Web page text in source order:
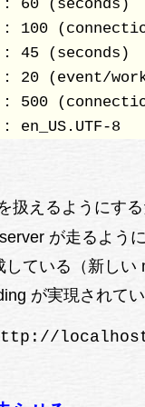
60 (seconds)
100
45 (seconds)
20 (event/
500
8
扱えるようにす
が走るよう
ている（新しい
が実現されて